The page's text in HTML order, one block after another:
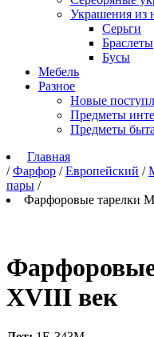
Украшения из
Серьги
Браслеты
Бусы
Мебель
Разное
Новые
Предметы
Предметы быта
Главная
/ Фарфор / Европейский /
пары /
Фарфоровые тарелки
XVIII век